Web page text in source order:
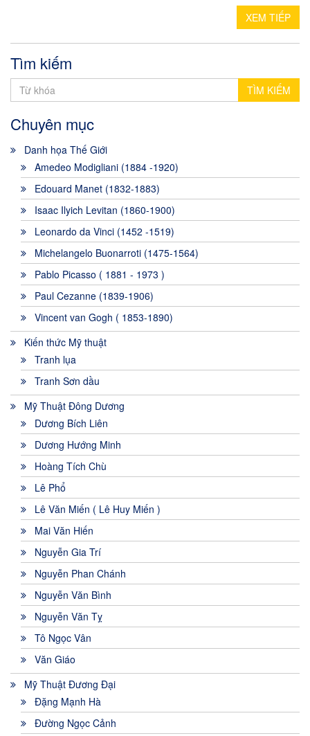
XEM TIẾP
Tìm kiếm
TÌM KIẾM
Chuyên mục
Danh họa Thế Giới
Amedeo Modigliani (1884 -1920)
Edouard Manet (1832-1883)
Isaac Ilyich Levitan (1860-1900)
Leonardo da Vinci (1452 -1519)
Michelangelo Buonarroti (1475-1564)
Pablo Picasso ( 1881 - 1973 )
Paul Cezanne (1839-1906)
Vincent van Gogh ( 1853-1890)
Kiến thức Mỹ thuật
Tranh lụa
Tranh Sơn dầu
Mỹ Thuật Đông Dương
Dương Bích Liên
Dương Hướng Minh
Hoàng Tích Chù
Lê Phổ
Lê Văn Miến ( Lê Huy Miến )
Mai Văn Hiến
Nguyễn Gia Trí
Nguyễn Phan Chánh
Nguyễn Văn Bình
Nguyễn Văn Tỵ
Tô Ngọc Vân
Văn Giáo
Mỹ Thuật Đương Đại
Đặng Mạnh Hà
Đường Ngọc Cảnh